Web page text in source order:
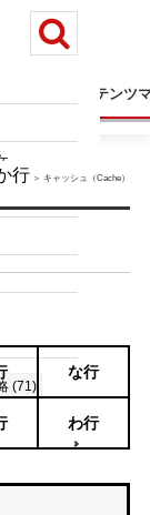
コンテンツ
(71)
もっと見る
行 ＞ キャッシュ（Cache）
な行
わ行